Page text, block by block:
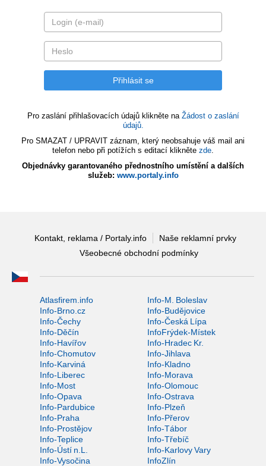
Pro zaslání přihlašovacích údajů klikněte na Žádost o zaslání
údajů.
Pro SMAZAT / UPRAVIT záznam, který neobsahuje váš mail ani
telefon nebo při potížích s editací klikněte zde.
Objednávky garantovaného přednostního umístění a dalších
služeb: www.portaly.info
Kontakt, reklama / Portaly.info
Naše reklamní prvky
Všeobecné obchodní podmínky
Atlasfirem.info
Info-M. Boleslav
Info-Brno.cz
Info-Budějovice
Info-Čechy
Info-Česká Lípa
Info-Děčín
InfoFrýdek-Místek
Info-Havířov
Info-Hradec Kr.
Info-Chomutov
Info-Jihlava
Info-Karviná
Info-Kladno
Info-Liberec
Info-Morava
Info-Most
Info-Olomouc
Info-Opava
Info-Ostrava
Info-Pardubice
Info-Plzeň
Info-Praha
Info-Přerov
Info-Prostějov
Info-Tábor
Info-Teplice
Info-Třebíč
Info-Ústí n.L.
Info-Karlovy Vary
Info-Vysočina
InfoZlín